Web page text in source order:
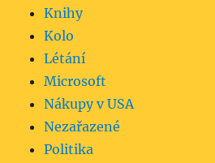
Knihy
Kolo
Létání
Microsoft
Nákupy v USA
Nezařazené
Politika